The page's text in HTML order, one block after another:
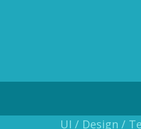
UI / Design /